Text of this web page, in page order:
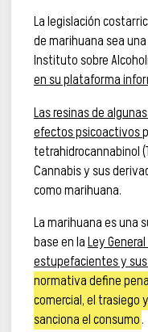
La legislación
de marihuana sea
Instituto sobre
en su plataforma
Las resinas de
efectos psicoactivos
tetrahidrocannabinol
Cannabis y sus
como marihuana.
La marihuana es una
base en laLey
estupefacientes y
normativa define
comercial, el trasiego
sanciona el consumo.